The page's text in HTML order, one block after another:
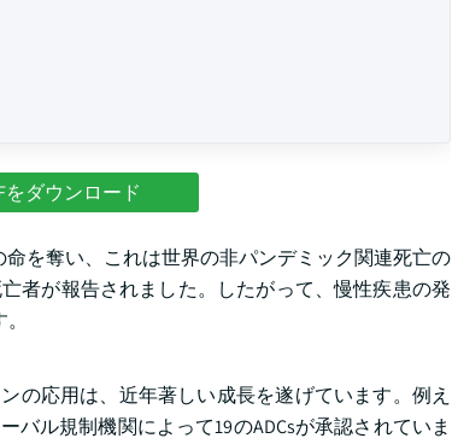
をダウンロード
命を奪い、これは世界の非パンデミック関連死亡の
者が報告されました。したがって、慢性疾患の発
の応用は、近年著しい成長を遂げています。例え
バル規制機関によって19のADCsが承認されていま